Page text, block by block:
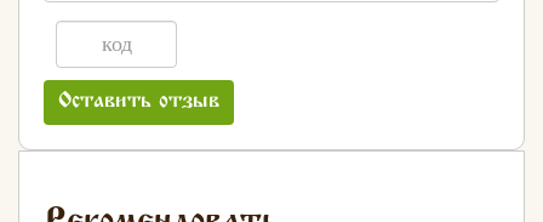
Оставить отзыв